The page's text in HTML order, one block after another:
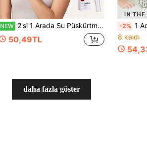
NEW 2'si 1 Arada Su Püskürtmeli Tarak, ABS Malzeme Karışıklık Önleyici Saç Fırçası, 55 ml Su Haznesi, İnce Sis Tasarımı, Günlük Saç Bakımı, Düzleştirme ve Şekillendirme İçin Uygun, Ev, Seyahat, Kuaför, Ofis, Antrenman Sonrası ve İş Gezileri İçin Uygun, Erkek ve Kadın Yetişkinler ve Tüm Saç Tipleri İçin Uygun, Noel, Yılbaşı, Sevgililer Günü, Anneler Günü, Babalar Günü, Şükran Günü ve Diğer Tatiller İçin Uygun
50,49TL
-2% 1 Adet Geliştirilmiş Yeni Tasarım Özel Saç
8 kaldı
daha fazla göster